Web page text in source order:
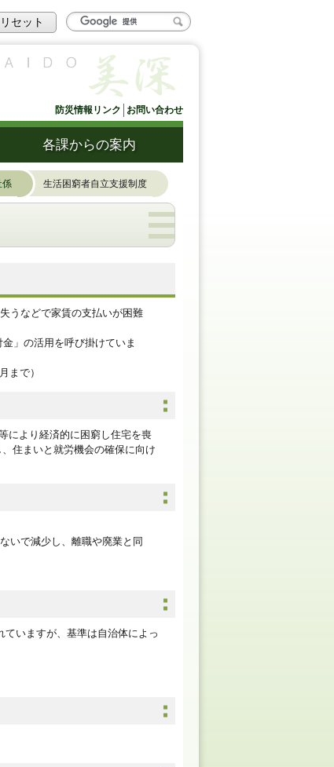
リセット
防災情報リンク お問い合わせ
各課からの案内
係 生活困窮者自立支援制度
うなどで家賃の支払いが困難
」の活用を呼び掛けていま
まで）
により経済的に困窮し住宅を喪
住まいと就労機会の確保に向け
いで減少し、離職や廃業と同
いますが、基準は自治体によっ